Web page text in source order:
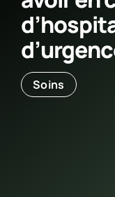
Soins